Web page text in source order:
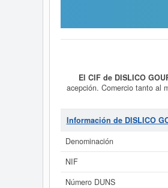
El CIF de DISLICO
acepción. Comercio tanto al
4639 - Comercio al por
GOURMET SL. son
social de la empresa se
Si está interesado en
GOURMET SL.
Información de DISLICO
Denominación
NIF
Número DUNS